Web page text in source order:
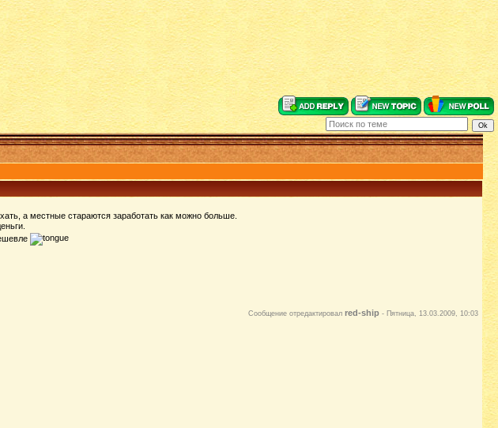
а местные стараются заработать как можно больше.
Сообщение отредактировал red-ship- Пятница, 13.03.2009, 10:03